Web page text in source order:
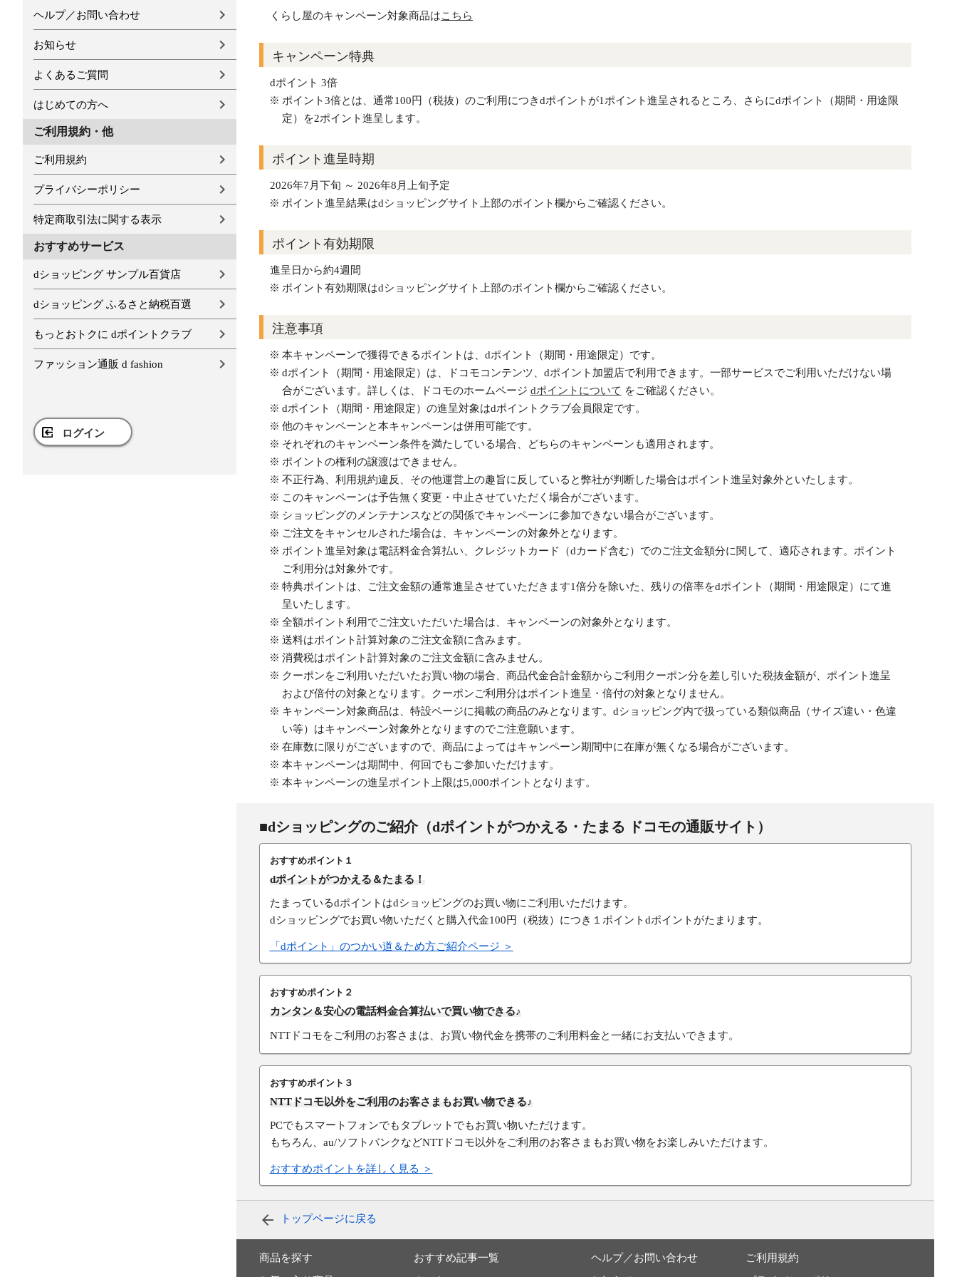
ヘルプ／お問い合わせ
お知らせ
よくあるご質問
はじめての方へ
ご利用規約・他
ご利用規約
プライバシーポリシー
特定商取引法に関する表示
おすすめサービス
dショッピング サンプル百貨店
dショッピング ふるさと納税百選
もっとおトクに dポイントクラブ
ファッション通販 d fashion
ログイン
くらし屋のキャンペーン対象商品はこちら
キャンペーン特典
dポイント 3倍
ポイント3倍とは、通常100円（税抜）のご利用につきdポイントが1ポイント進呈されるところ、さらにdポイント（期間・用途限
定）を2ポイント進呈します。
ポイント進呈時期
2026年7月下旬 ～ 2026年8月上旬予定
ポイント進呈結果はdショッピングサイト上部のポイント欄からご確認ください。
ポイント有効期限
進呈日から約4週間
ポイント有効期限はdショッピングサイト上部のポイント欄からご確認ください。
注意事項
本キャンペーンで獲得できるポイントは、dポイント（期間・用途限定）です。
dポイント（期間・用途限定）は、ドコモコンテンツ、dポイント加盟店で利用できます。一部サービスでご利用いただけない場
合がございます。詳しくは、ドコモのホームページ dポイントについて をご確認ください。
dポイント（期間・用途限定）の進呈対象はdポイントクラブ会員限定です。
他のキャンペーンと本キャンペーンは併用可能です。
それぞれのキャンペーン条件を満たしている場合、どちらのキャンペーンも適用されます。
ポイントの権利の譲渡はできません。
不正行為、利用規約違反、その他運営上の趣旨に反していると弊社が判断した場合はポイント進呈対象外といたします。
このキャンペーンは予告無く変更・中止させていただく場合がございます。
ショッピングのメンテナンスなどの関係でキャンペーンに参加できない場合がございます。
ご注文をキャンセルされた場合は、キャンペーンの対象外となります。
ポイント進呈対象は電話料金合算払い、クレジットカード（dカード含む）でのご注文金額分に関して、適応されます。ポイント
ご利用分は対象外です。
特典ポイントは、ご注文金額の通常進呈させていただきます1倍分を除いた、残りの倍率をdポイント（期間・用途限定）にて進
呈いたします。
全額ポイント利用でご注文いただいた場合は、キャンペーンの対象外となります。
送料はポイント計算対象のご注文金額に含みます。
消費税はポイント計算対象のご注文金額に含みません。
クーポンをご利用いただいたお買い物の場合、商品代金合計金額からご利用クーポン分を差し引いた税抜金額が、ポイント進呈
および倍付の対象となります。クーポンご利用分はポイント進呈・倍付の対象となりません。
キャンペーン対象商品は、特設ページに掲載の商品のみとなります。dショッピング内で扱っている類似商品（サイズ違い・色違
い等）はキャンペーン対象外となりますのでご注意願います。
在庫数に限りがございますので、商品によってはキャンペーン期間中に在庫が無くなる場合がございます。
本キャンペーンは期間中、何回でもご参加いただけます。
本キャンペーンの進呈ポイント上限は5,000ポイントとなります。
■dショッピングのご紹介（dポイントがつかえる・たまる ドコモの通販サイト）
おすすめポイント１
dポイントがつかえる＆たまる！
たまっているdポイントはdショッピングのお買い物にご利用いただけます。
dショッピングでお買い物いただくと購入代金100円（税抜）につき１ポイントdポイントがたまります。
「dポイント」のつかい道＆ため方ご紹介ページ ＞
おすすめポイント２
カンタン＆安心の電話料金合算払いで買い物できる♪
NTTドコモをご利用のお客さまは、お買い物代金を携帯のご利用料金と一緒にお支払いできます。
おすすめポイント３
NTTドコモ以外をご利用のお客さまもお買い物できる♪
PCでもスマートフォンでもタブレットでもお買い物いただけます。
もちろん、au/ソフトバンクなどNTTドコモ以外をご利用のお客さまもお買い物をお楽しみいただけます。
おすすめポイントを詳しく見る ＞
トップページに戻る
商品を探す
おすすめ記事一覧
ヘルプ／お問い合わせ
ご利用規約